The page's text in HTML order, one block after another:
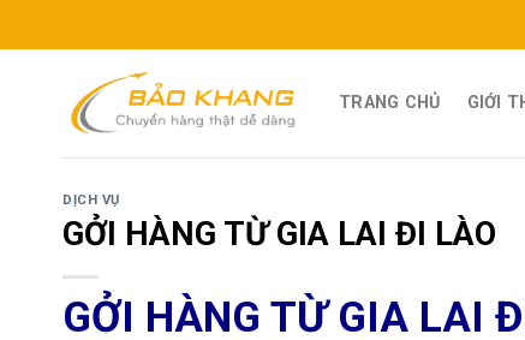
to
TRANG CHỦ GIỚI
DỊCH VỤ
GỞI HÀNG TỪ GIA LAI ĐI LÀO
GỞI HÀNG TỪ GIA LAI